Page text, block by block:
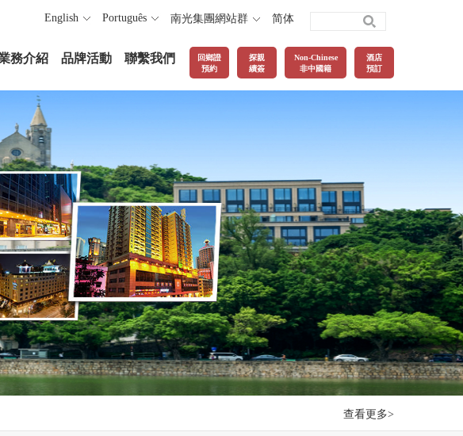
English Português 南光集團網站群 简体
務介紹 品牌活動 聯繫我們 回鄉證
預約
探親
續簽
Non-Chinese
非中國籍
酒店
預訂
查看更多>